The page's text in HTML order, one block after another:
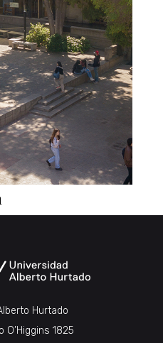
Hurtado
O’Higgins 1825